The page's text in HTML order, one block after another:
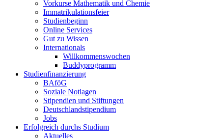
Vorkurse Mathematik und Chemie
Immatrikulationsfeier
Studienbeginn
Online Services
Gut zu Wissen
Internationals
Willkommenswochen
Buddyprogramm
Studienfinanzierung
BAföG
Soziale Notlagen
Stipendien und Stiftungen
Deutschlandstipendium
Jobs
Erfolgreich durchs Studium
Aktuelles